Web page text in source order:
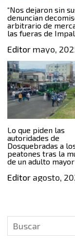
“Nos dejaron sin
denuncian
arbitrario de
las fueras de
Editor mayo,
Lo que piden las
autoridades de
Dosquebradas a
peatones tras la
de un adulto mayor
Editor agosto,